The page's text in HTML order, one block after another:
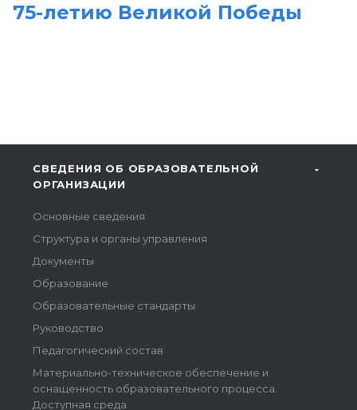
75-летию Великой Победы
СВЕДЕНИЯ ОБ ОБРАЗОВАТЕЛЬНОЙ
ОРГАНИЗАЦИИ
Основные сведения
Структура и органы управления
Документы
Образование
Образовательные стандарты
Руководство
Педагогический состав
Материально-техническое обеспечение и
оснащенность образовательного процесса.
Доступная среда